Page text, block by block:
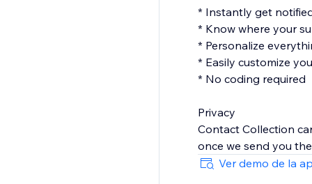
* Instantly get
* Know where your
* Personalize
* Easily customize
* No coding required
Privacy
Contact Collection
once we send you
Ver demo de la